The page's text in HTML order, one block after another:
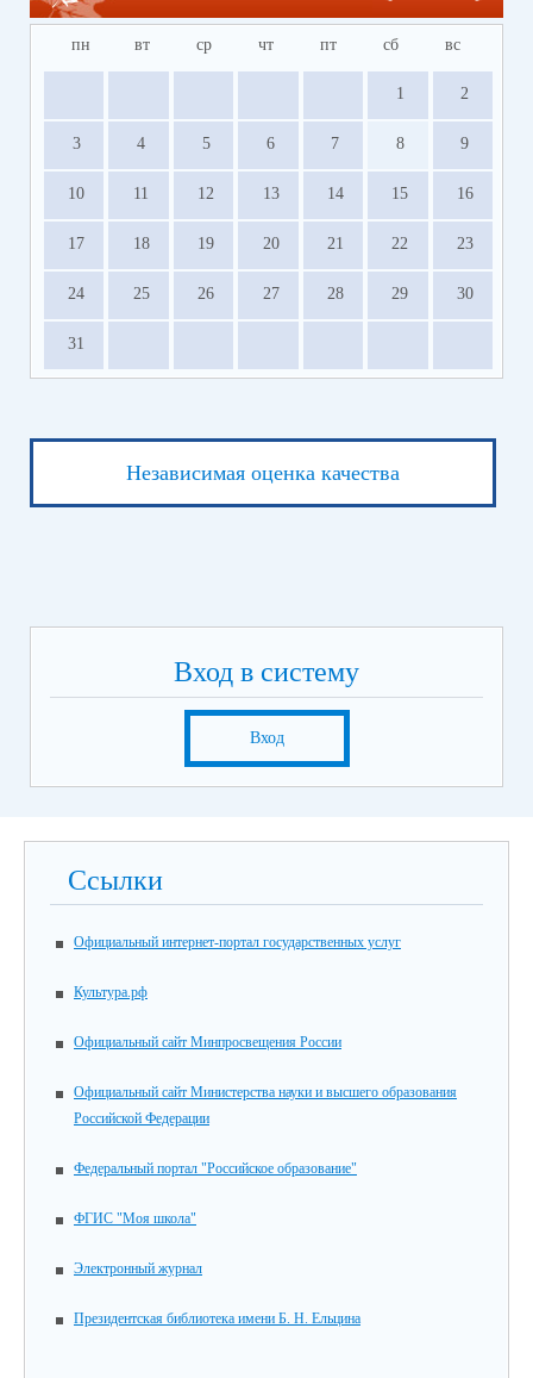
пн вт ср чт пт сб вс
1 2
3 4 5 6 7 8 9
10 11 12 13 14 15 16
17 18 19 20 21 22 23
24 25 26 27 28 29 30
31
Независимая оценка качества
Вход в систему
Вход
Ссылки
Официальный интернет-портал государственных услуг
Культура.рф
Официальный сайт Минпросвещения России
Официальный сайт Министерства науки и высшего образования
Российской Федерации
Федеральный портал "Российское образование"
ФГИС "Моя школа"
Электронный журнал
Президентская библиотека имени Б. Н. Ельцина